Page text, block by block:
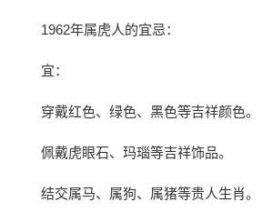
1962年属虎人的宜忌：
宜：
穿戴红色、绿色、黑色等吉祥颜色。
佩戴虎眼石、玛瑙等吉祥饰品。
结交属马、属狗、属猪等贵人生肖。